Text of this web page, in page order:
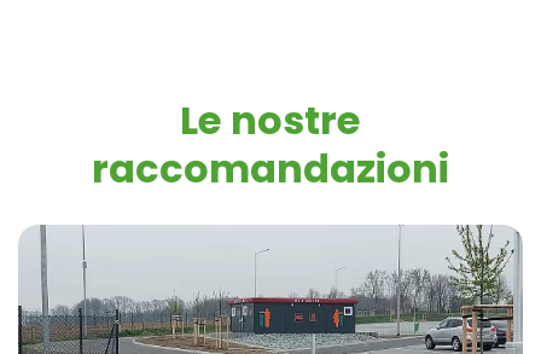
Le nostre
raccomandazioni